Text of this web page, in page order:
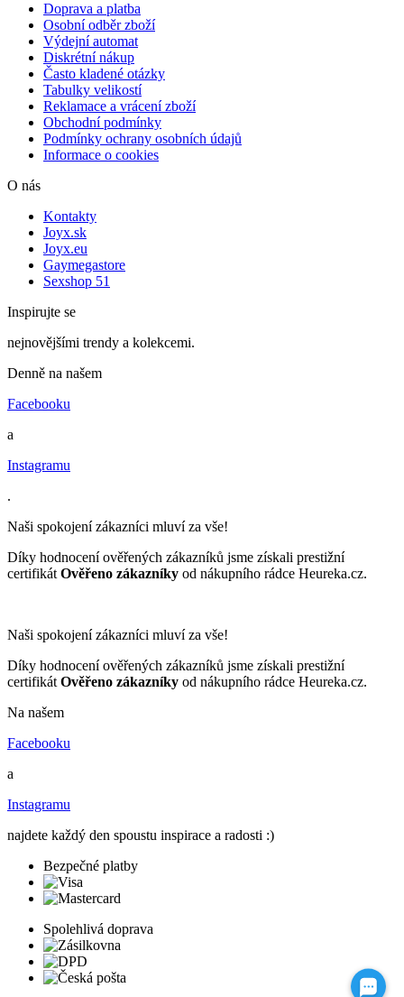
Doprava a platba
Osobní odběr zboží
Výdejní automat
Diskrétní nákup
Často kladené otázky
Tabulky velikostí
Reklamace a vrácení zboží
Obchodní podmínky
Podmínky ochrany osobních údajů
Informace o cookies
O nás
Kontakty
Joyx.sk
Joyx.eu
Gaymegastore
Sexshop 51
Inspirujte se
nejnovějšími trendy a kolekcemi.
Denně na našem
Facebooku
a
Instagramu
.
Naši spokojení zákazníci mluví za vše!
Díky hodnocení ověřených zákazníků jsme získali prestižní
certifikát Ověřeno zákazníky od nákupního rádce Heureka.cz.
Naši spokojení zákazníci mluví za vše!
Díky hodnocení ověřených zákazníků jsme získali prestižní
certifikát Ověřeno zákazníky od nákupního rádce Heureka.cz.
Na našem
Facebooku
a
Instagramu
najdete každý den spoustu inspirace a radosti :)
Bezpečné platby
Spolehlivá doprava